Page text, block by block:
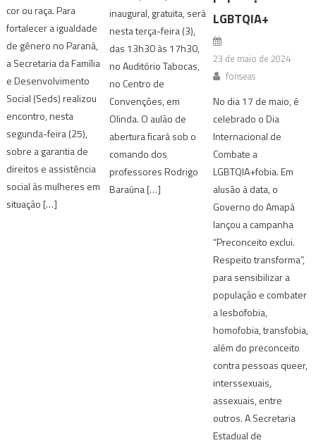
cor ou raça. Para
fortalecer a igualdade
de gênero no Paraná,
a Secretaria da Família
e Desenvolvimento
Social (Seds) realizou
encontro, nesta
segunda-feira (25),
sobre a garantia de
direitos e assistência
social às mulheres em
situação […]
inaugural, gratuita, será
nesta terça-feira (3),
das 13h30 às 17h30,
no Auditório Tabocas,
no Centro de
Convenções, em
Olinda. O aulão de
abertura ficará sob o
comando dos
professores Rodrigo
Baraúna […]
LGBTQIA+
23 de maio de 2024
fonseas
No dia 17 de maio, é
celebrado o Dia
Internacional de
Combate a
LGBTQIA+fobia. Em
alusão à data, o
Governo do Amapá
lançou a campanha
“Preconceito exclui.
Respeito transforma”,
para sensibilizar a
população e combater
a lesbofobia,
homofobia, transfobia,
além do preconceito
contra pessoas queer,
interssexuais,
assexuais, entre
outros. A Secretaria
Estadual de